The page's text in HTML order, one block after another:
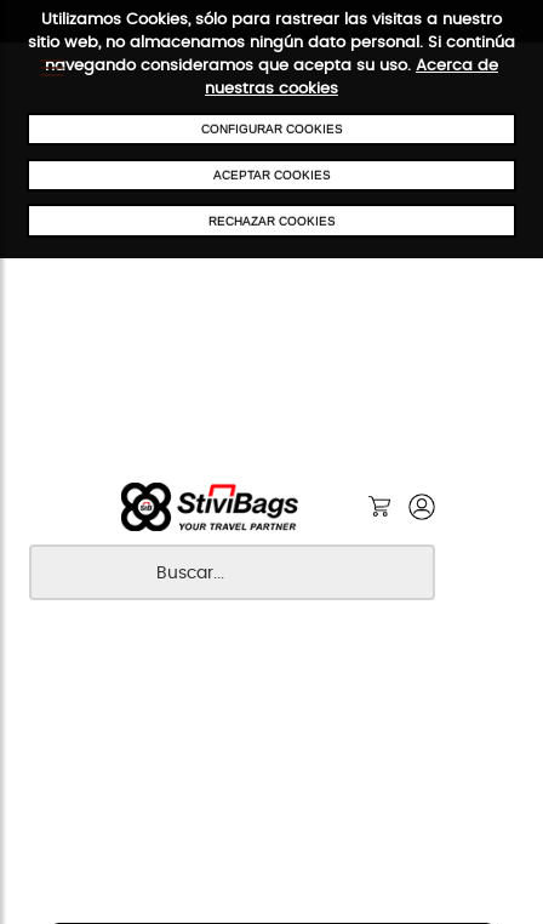
Utilizamos Cookies, sólo para rastrear las visitas a nuestro
sitio web, no almacenamos ningún dato personal. Si continúa
navegando consideramos que acepta su uso. Acerca de
nuestras cookies
CONFIGURAR COOKIES
ACEPTAR COOKIES
RECHAZAR COOKIES
ENVÍOS GRATIS A PARTIR DE 50 €